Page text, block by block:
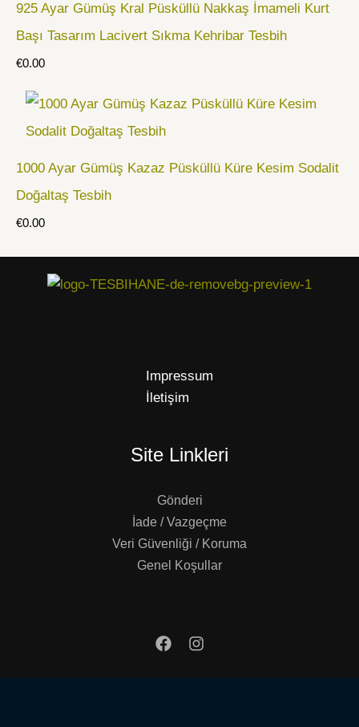
925 Ayar Gümüş Kral Püsküllü Nakkaş İmameli Kurt
Başı Tasarım Lacivert Sıkma Kehribar Tesbih
€0.00
1000 Ayar Gümüş Kazaz Püsküllü Küre Kesim Sodalit
Doğaltaş Tesbih
€0.00
Impressum
İletişim
Site Linkleri
Gönderi
İade / Vazgeçme
Veri Güvenliği / Koruma
Genel Koşullar